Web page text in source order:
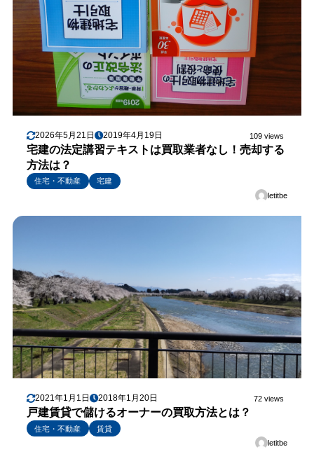
2026年5月21日 2019年4月19日 109 views
宅建の法定講習テキストは買取業者なし！売却する
方法は？
住宅・不動産
宅建
letitbe
2021年1月1日 2018年1月20日 72 views
戸建賃貸で儲けるオーナーの買取方法とは？
住宅・不動産
賃貸
letitbe